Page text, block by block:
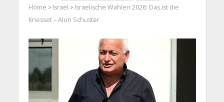
Home > Israel > Israelische Wahlen 2026: Das ist die
Knesset – Alon Schuster